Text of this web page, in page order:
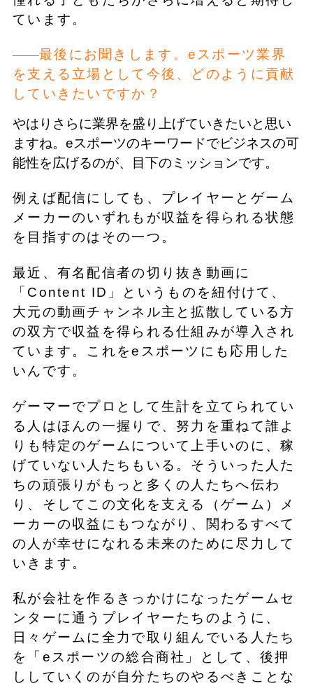
ています。
最後にお聞きします。eスポーツ業界
を支える立場として今後、どのように貢献
していきたいですか？
やはりさらに業界を盛り上げていきたいと思い
ますね。eスポーツのキーワードでビジネスの可
能性を広げるのが、目下のミッションです。
例えば配信にしても、プレイヤーとゲーム
メーカーのいずれもが収益を得られる状態
を目指すのはその一つ。
最近、有名配信者の切り抜き動画に
「Content ID」というものを紐付けて、
大元の動画チャンネル主と拡散している方
の双方で収益を得られる仕組みが導入され
ています。これをeスポーツにも応用した
いんです。
ゲーマーでプロとして生計を立てられてい
る人はほんの一握りで、努力を重ねて誰よ
りも特定のゲームについて上手いのに、稼
げていない人たちもいる。そういった人た
ちの頑張りがもっと多くの人たちへ伝わ
り、そしてこの文化を支える（ゲーム）メ
ーカーの収益にもつながり、関わるすべて
の人が幸せになれる未来のために尽力して
いきます。
私が会社を作るきっかけになったゲームセ
ンターに通うプレイヤーたちのように、
日々ゲームに全力で取り組んでいる人たち
を「eスポーツの総合商社」として、後押
ししていくのが自分たちのやるべきことな